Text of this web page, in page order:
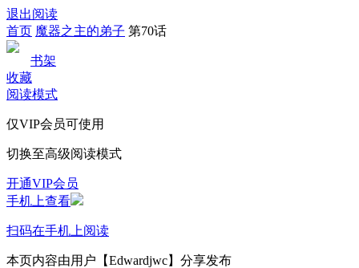
退出阅读
首页 魔器之主的弟子 第70话
书架
收藏
阅读模式
仅VIP会员可使用
切换至高级阅读模式
开通VIP会员
手机上查看
扫码在手机上阅读
本页内容由用户【Edwardjwc】分享发布